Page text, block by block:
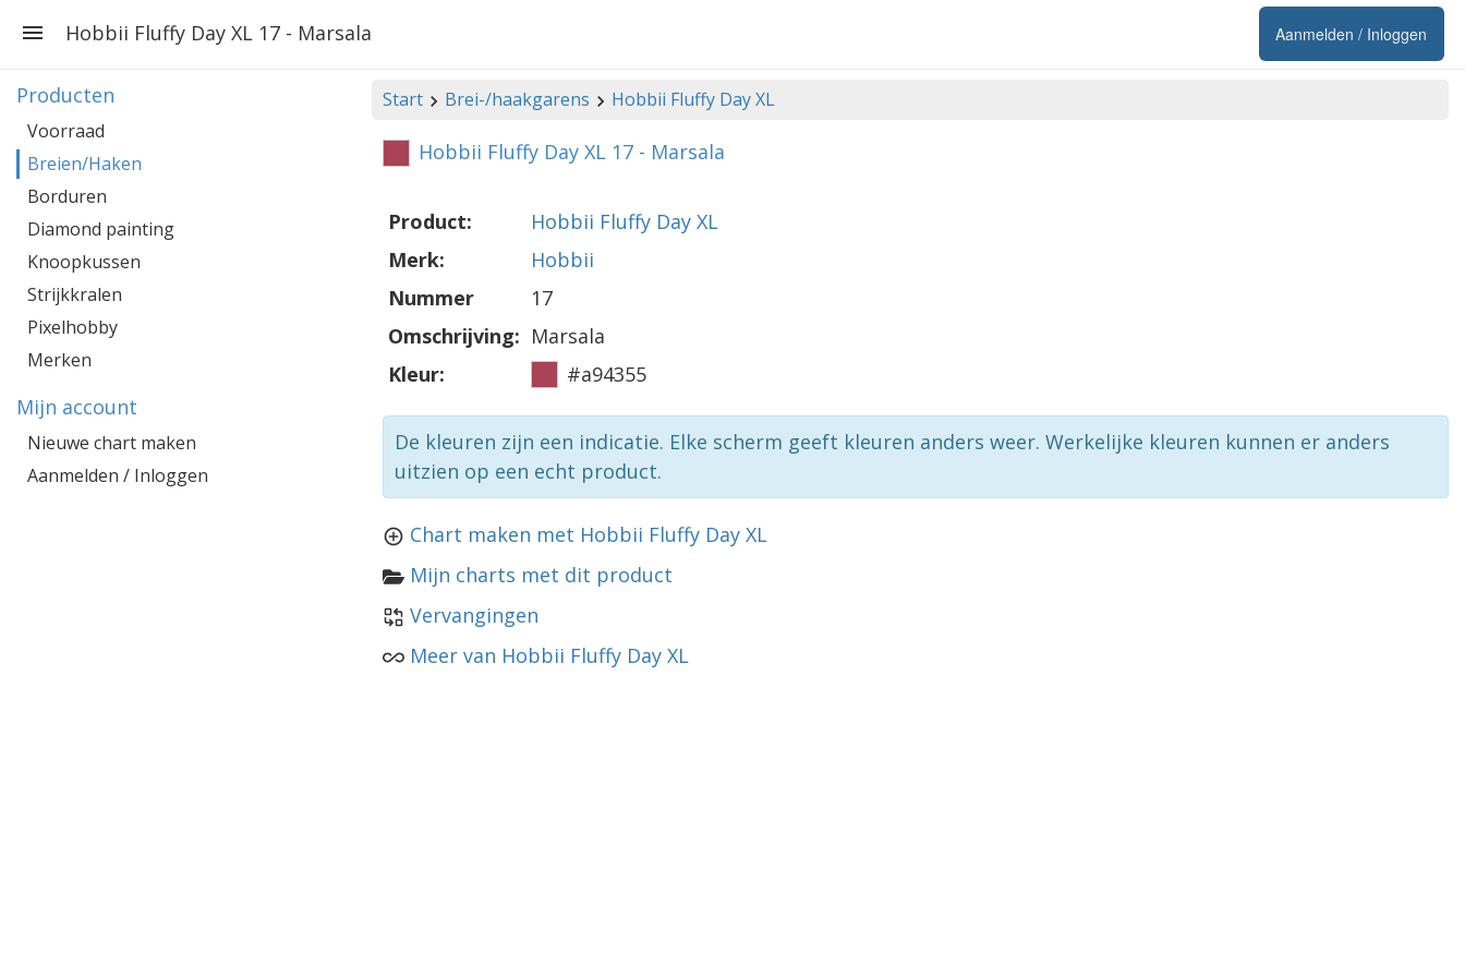
Aanmelden / Inloggen
Hobbii Fluffy Day XL 17 - Marsala
Start Brei-/haakgarens Hobbii Fluffy Day XL
Hobbii Fluffy Day XL 17 - Marsala
Product:
Hobbii Fluffy Day XL
Merk:
Hobbii
Nummer
17
Omschrijving: Marsala
Kleur:
#a94355
De kleuren zijn een indicatie. Elke scherm geeft kleuren anders weer. Werkelijke kleuren kunnen er anders
uitzien op een echt product.
Chart maken met Hobbii Fluffy Day XL
Mijn charts met dit product
Vervangingen
Meer van Hobbii Fluffy Day XL
Producten
Voorraad
Breien/Haken
Borduren
Diamond painting
Knoopkussen
Strijkkralen
Pixelhobby
Merken
Mijn account
Nieuwe chart maken
Aanmelden / Inloggen